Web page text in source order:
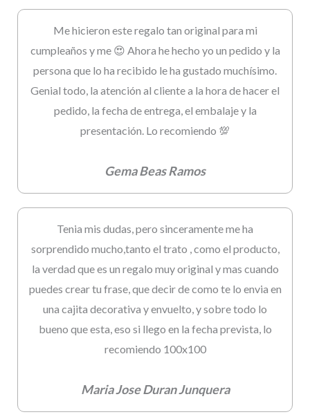
Me hicieron este regalo tan original para mi
cumpleaños y me 😍 Ahora he hecho yo un pedido y la
persona que lo ha recibido le ha gustado muchísimo.
Genial todo, la atención al cliente a la hora de hacer el
pedido, la fecha de entrega, el embalaje y la
presentación. Lo recomiendo 💯
Gema Beas Ramos
Tenia mis dudas, pero sinceramente me ha
sorprendido mucho,tanto el trato , como el producto,
la verdad que es un regalo muy original y mas cuando
puedes crear tu frase, que decir de como te lo envia en
una cajita decorativa y envuelto, y sobre todo lo
bueno que esta, eso si llego en la fecha prevista, lo
recomiendo 100x100
Maria Jose Duran Junquera